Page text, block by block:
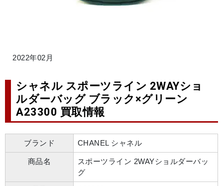
2022年02月
シャネル スポーツライン 2WAYショ
ルダーバッグ ブラック×グリーン
A23300 買取情報
ブランド CHANEL シャネル
商品名
スポーツライン 2WAYショルダーバッ
グ